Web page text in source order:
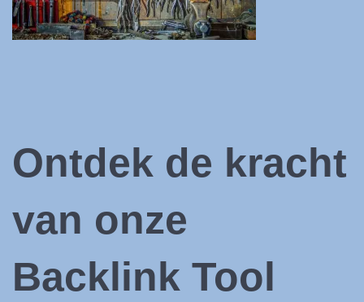
Ontdek de kracht
van onze
Backlink Tool